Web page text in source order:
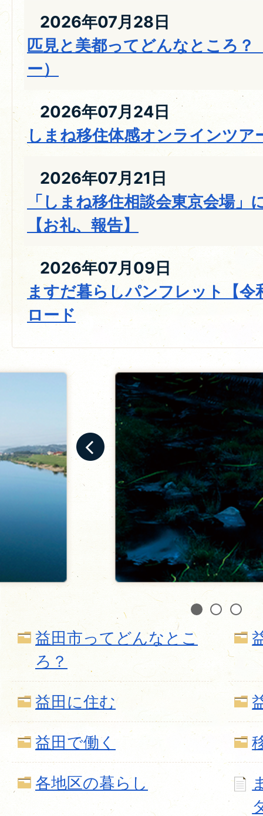
2026年07月28日
匹見と美都ってどんなところ？
ー）
2026年07月24日
しまね移住体感オンラインツア
2026年07月21日
「しまね移住相談会東京会場」
【お礼、報告】
2026年07月09日
ますだ暮らしパンフレット【令
ロード
前へ
1 2 3
益田市ってどんなとこ
ろ？
益田に住む
益田で働く
各地区の暮らし